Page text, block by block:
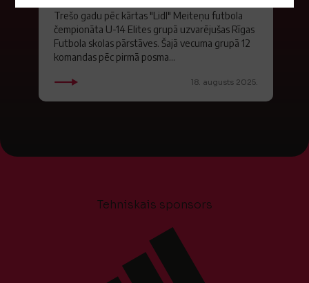
Trešo gadu pēc kārtas "Lidl" Meiteņu futbola
čempionāta U-14 Elites grupā uzvarējušas Rīgas
Futbola skolas pārstāves. Šajā vecuma grupā 12
komandas pēc pirmā posma...
18. augusts 2025.
Tehniskais sponsors